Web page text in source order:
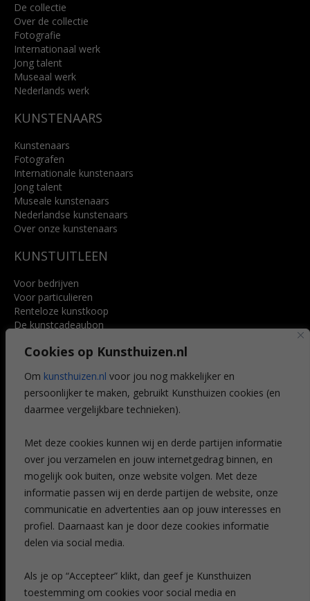
Cookies op Kunsthuizen.nl
Om kunsthuizen.nl voor jou nog makkelijker en
persoonlijker te maken, gebruikt Kunsthuizen cookies (en
daarmee vergelijkbare technieken).
Met deze cookies kunnen wij en derde partijen informatie
over jou verzamelen en jouw internetgedrag binnen, en
mogelijk ook buiten, onze website volgen. Met deze
informatie passen wij en derde partijen de website, onze
communicatie en advertenties aan op jouw interesses en
profiel. Daarnaast kan je door deze cookies informatie
delen via social media.
Als je op “Accepteer” klikt, dan geef je Kunsthuizen
toestemming om cookies voor social media en
De collectie
Over de collectie
Fotografie
Internationaal werk
Jong talent
Museaal werk
Nederlands werk
KUNSTENAARS
Kunstenaars
Fotografen
Internationale kunstenaars
Jong talent
Museale kunstenaars
Nederlandse kunstenaars
Over onze kunstenaars
KUNSTUITLEEN
Voor bedrijven
Voor particulieren
Renteloze kunstkoop
De kunstcadeaubon
Voordelen
Veelgestelde vragen
CONTACT
Leiden
Amsterdam
Breda
Favorieten
Mijn art alert
NIEUWSBRIEF